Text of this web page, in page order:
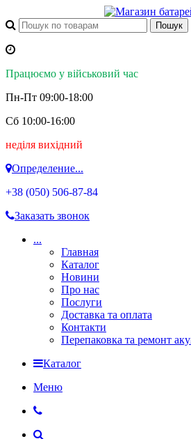
Працюємо у військовий час
Пн-Пт 09:00-18:00
Сб 10:00-16:00
неділя вихідний
Определение...
+38 (050) 506-87-84
Заказать звонок
...
Главная
Каталог
Новини
Про нас
Послуги
Доставка та оплата
Контакти
Перепаковка та ремонт
Каталог
Меню